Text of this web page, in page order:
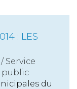
: LES
/ Service
public
du